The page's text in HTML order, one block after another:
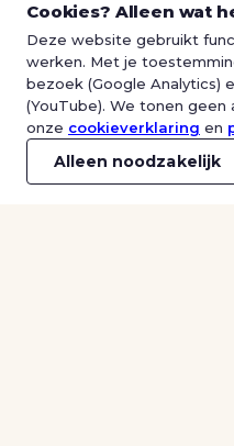
Cookies? Alleen wat
Deze website gebruikt
werken. Met je
bezoek (Google Analytics)
(YouTube). We tonen
onze cookieverklaring en
Alleen noodzakelijk